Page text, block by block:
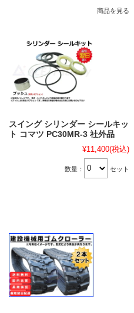
商品を見る
スイング シリンダー シールキッ
ト コマツ PC30MR-3 社外品
¥11,400(税込)
数量： セット